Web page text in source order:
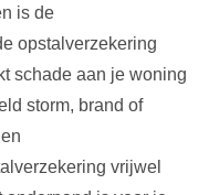
is de
opstalverzekering
schade aan je woning
storm, brand of
vrijwel